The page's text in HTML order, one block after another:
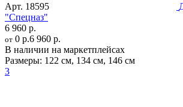
Арт. 18595
"Спецназ"
6 960 р.
от 0 р.6 960 р.
В наличии на маркетплейсах
Размеры: 122 см, 134 см, 146 см
3